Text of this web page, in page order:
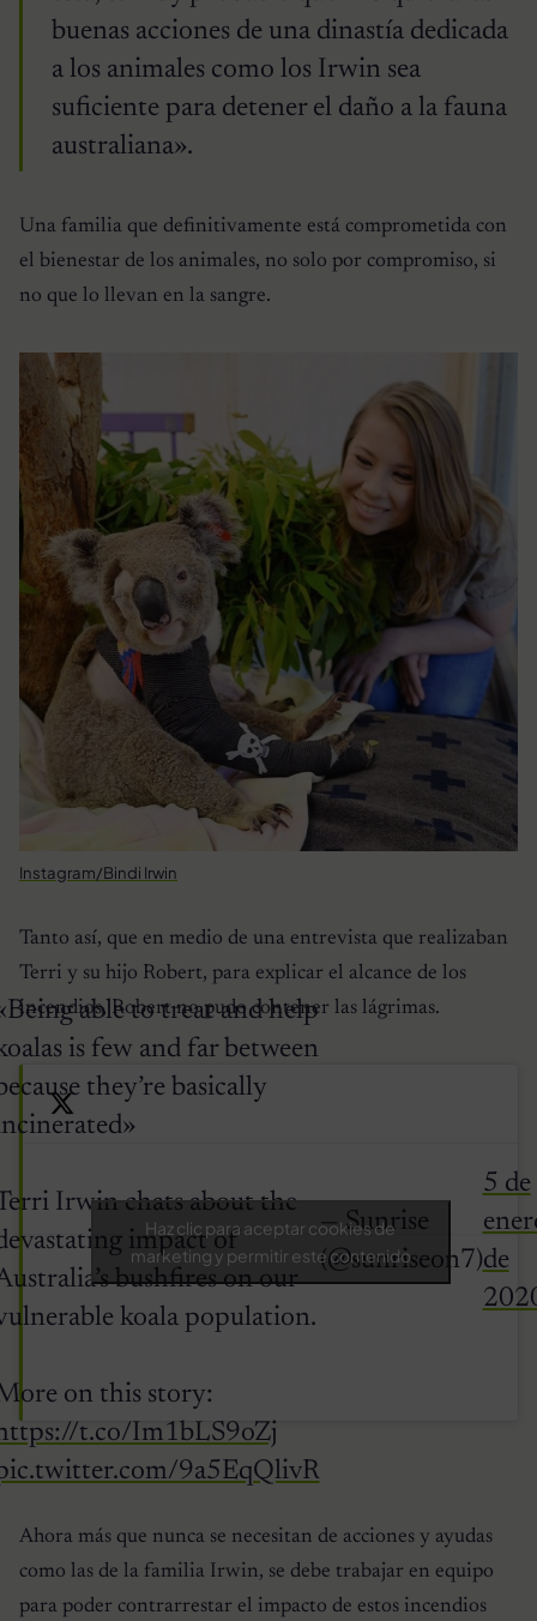
buenas acciones de una dinastía dedicada
a los animales como los Irwin sea
suficiente para detener el daño a la fauna
australiana».
Una familia que definitivamente está comprometida con
el bienestar de los animales, no solo por compromiso, si
no que lo llevan en la sangre.
Instagram/Bindi Irwin
Tanto así, que en medio de una entrevista que realizaban
Terri y su hijo Robert, para explicar el alcance de los
incendios, Robert no pudo contener las lágrimas.
able to treat and help
is few and far between
they’re basically
Irwin chats about the
impact of
bushfires on our
koala population.
on this story:
t.co/Im1bLS9oZj
9a5EqQlivR
— Sunrise
(@sunriseon7)
5 de
de
Haz clic para aceptar cookies de
marketing y permitir este contenido
Ahora más que nunca se necesitan de acciones y ayudas
como las de la familia Irwin, se debe trabajar en equipo
para poder contrarrestar el impacto de estos incendios